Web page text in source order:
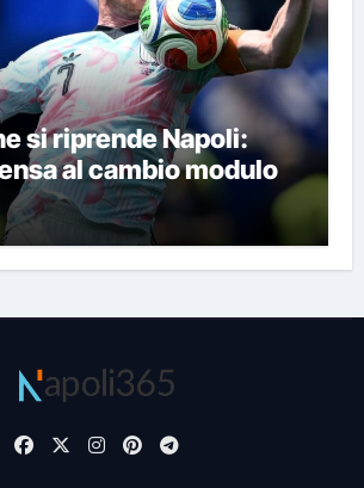
si riprende Napoli:
al cambio modulo